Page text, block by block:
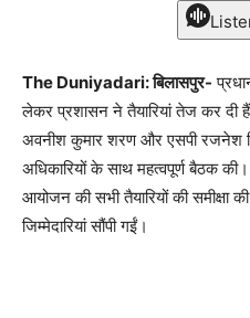
The Duniyadari: बिलासपुर-
लेकर प्रशासन ने तैयारियां तेज कर दी
अवनीश कुमार शरण और एसपी रजनेश
अधिकारियों के साथ महत्वपूर्ण बैठक
आयोजन की सभी तैयारियों की
जिम्मेदारियां सौंपी गईं।